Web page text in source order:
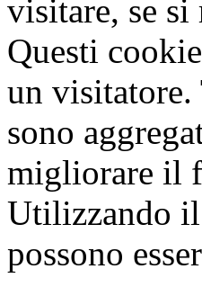
visitare, se si
Questi
un
sono
migliorare il
Utilizzando il
possono